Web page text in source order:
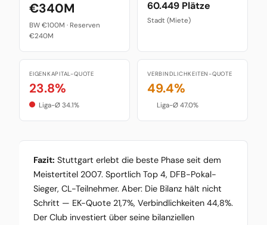
€340M
BW €100M · Reserven
€240M
60.449 Plätze
Stadt (Miete)
EIGENKAPITAL-QUOTE
23.8%
Liga-Ø 34.1%
VERBINDLICHKEITEN-QUOTE
49.4%
Liga-Ø 47.0%
Fazit: Stuttgart erlebt die beste Phase seit dem
Meistertitel 2007. Sportlich Top 4, DFB-Pokal-
Sieger, CL-Teilnehmer. Aber: Die Bilanz hält nicht
Schritt — EK-Quote 21,7%, Verbindlichkeiten 44,8%.
Der Club investiert über seine bilanziellen